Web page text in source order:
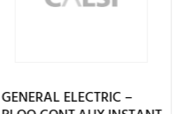
GENERAL ELECTRIC –